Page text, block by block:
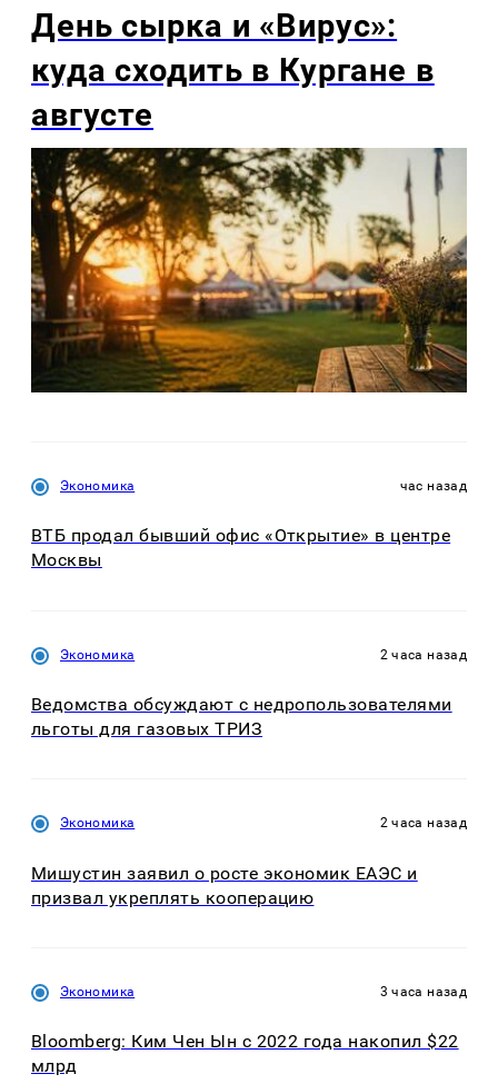
День сырка и «Вирус»:
куда сходить в Кургане в
августе
Экономика час назад
ВТБ продал бывший офис «Открытие» в центре
Москвы
Экономика 2 часа назад
Ведомства обсуждают с недропользователями
льготы для газовых ТРИЗ
Экономика 2 часа назад
Мишустин заявил о росте экономик ЕАЭС и
призвал укреплять кооперацию
Экономика 3 часа назад
Bloomberg: Ким Чен Ын с 2022 года накопил $22
млрд